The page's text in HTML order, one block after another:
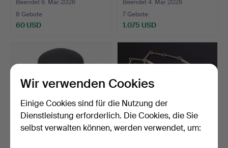
Beendet 6. Mär 2026
8 Gebote
60 USD
Bril…
Beendet 4. Mär 2026
7 Gebote
1.075 USD
Wir verwenden Cookies
Einige Cookies sind für die Nutzung der
Dienstleistung erforderlich. Die Cookies, die Sie
selbst verwalten können, werden verwendet, um: